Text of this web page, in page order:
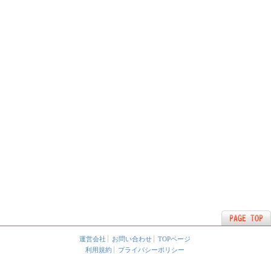
運営会社 お問い合わせ
TOPページ
利用規約
プライバシーポリシー